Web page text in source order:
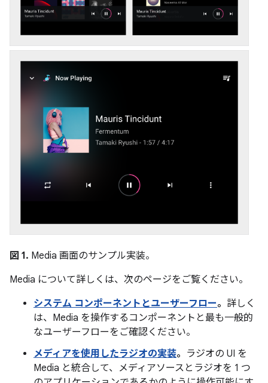
図 1. Media 画面のサンプル実装。
Media について詳しくは、次のページをご覧ください。
システム コンポーネントとユーザーフロー。 詳しく
は、Media を操作するコンポーネントと最も一般的
なユーザーフローをご確認ください。
メディアを使用したラジオの実装。 ラジオの UI を
Media と統合して、メディアソースとラジオを 1 つ